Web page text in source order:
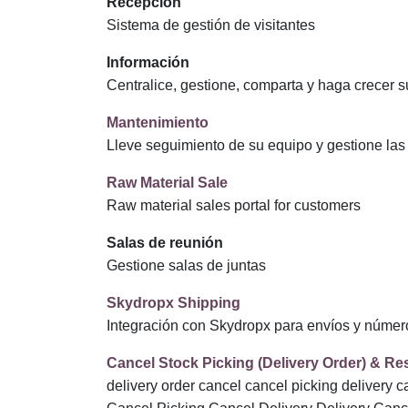
Sistema de gestión de visitantes
Información
Centralice, gestione, comparta y haga crecer
Mantenimiento
Lleve seguimiento de su equipo y gestione
Raw Material Sale
Raw material sales portal for customers
Salas de reunión
Gestione salas de juntas
Skydropx Shipping
Integración con Skydropx para envíos y
Cancel Stock Picking (Delivery Order) &
delivery order cancel cancel picking delivery cancel reverse delivery picking order cancel Stock cancel reverse accounting Picking Cancel Cancel Order Cancel Picking Cancel Delivery Delivery Cancel Cancel Receipts Receipt Cancel Cancel Order Cancel shipment reverse picking stock picking cancel in odoo shipment cancel stock picking cancel Cancel Delivery Order Cancel Outgoing picking Cancel Incoming Picking Reset Stock Move/Picking Cancel move reset move return move Reset Delivery Order reverse Delivery Order Return Delivery Order return picking return delivery reverse move stock cancel return stock stock return Stock Picking Cancel Stock Picking cancel and Reverse cancel accounting entries reverse stock stock reverse reverse stock entries stock entry reverse return stock entry stock entry return reset to draft reset picking reset to draft incoming shipment reset to draft delivery order reset incoming shipment reset delivery order reset picking/delivery reset picking stock return stock return to warehouse stock return to location stock return to stock location product return product return to warehouse product return to stock warehouse product return to stock location item return item return to warehouse item return to stock warehouse item return to stock location reset validate delivery reset validate delivery order reset validate incoming shipment reset validate picking reset validated picking reset validated delivery reset validated incoming shipment cancel validate delivery cancel validate delivery order cancel validate incoming shipment cancel validate picking cancel validated picking cancel validated delivery cancel validated incoming shipment cancel transferred delivery cancel transferred delivery order cancel transferred incoming shipment cancel transferred picking cancel transfer picking cancel transfer delivery cancel transfer incoming shipment reset transferred delivery reset transferred delivery order reset transferred incoming shipment reset transferred picking reset transfer picking reset transfer delivery reset transfer incoming shipment return transferred delivery return transferred delivery order return transferred incoming shipment return transferred picking return transfer picking return transfer delivery Return transfer incoming shipment return validate delivery return validate delivery order return validate incoming shipment return validate picking return validated picking return validated delivery return validated incoming shipment Reset to Draft Reset Picking Reset to Draft Incoming shipment Reset to Draft Delivery Order Reset Incoming shipment Reset Delivery Order Reset Picking/Delivery Reset Picking picking reset reset to new cancel done stock cancel done picking orden de entrega cancelar cancelar recoger entrega cancelar entrega inversa recoger orden cancelar Stock cancelar contabilidad inversa Recogida Cancelar Orden Cancelar recoger cancelar Entrega Entrega Cancelar Cancelar Recibos Recibo